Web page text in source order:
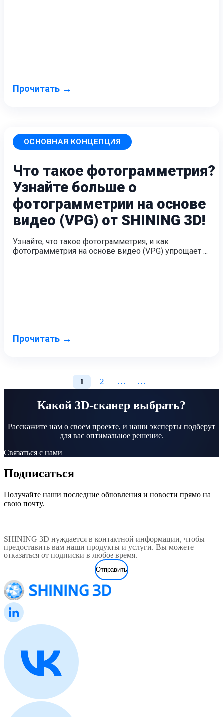
Прочитать →
ОСНОВНАЯ КОНЦЕПЦИЯ
Что такое фотограмметрия?
Узнайте больше о
фотограмметрии на основе
видео (VPG) от SHINING 3D!
Узнайте, что такое фотограмметрия, и как
фотограмметрия на основе видео (VPG) упрощает ...
Прочитать →
1 2 … …
Какой 3D-сканер выбрать?
Расскажите нам о своем проекте, и наши эксперты подберут
для вас оптимальное решение.
Связаться с нами
Подписаться
Получайте наши последние обновления и новости прямо на
свою почту.
SHINING 3D нуждается в контактной информации, чтобы
предоставить вам наши продукты и услуги. Вы можете
отказаться от подписки в любое время.